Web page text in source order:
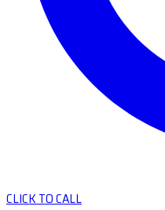
CLICK TO CALL